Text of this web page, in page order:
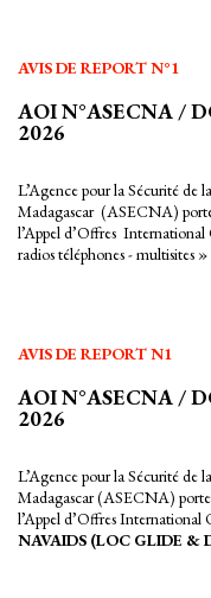
AVIS DE REPORT N°1
AOI N°ASECNA /
2026
L’Agence pour la Sécurité
Madagascar (ASECNA) porte
l’Appel d’Offres
radios téléphones - multisites »
AVIS DE REPORT N1
AOI N°ASECNA /
2026
L’Agence pour la Sécurité
Madagascar (ASECNA) porte
l’Appel d’Offres International
NAVAIDS (LOC GLIDE &